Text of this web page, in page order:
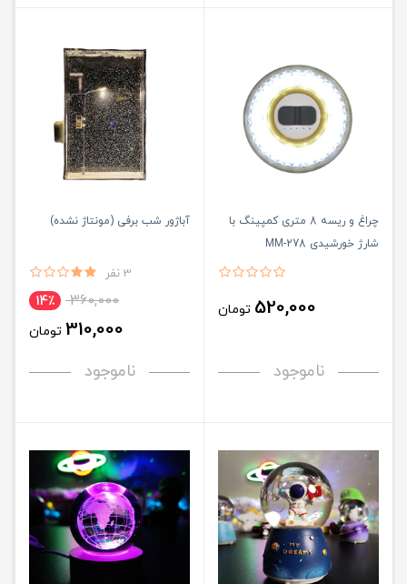
چراغ و ریسه 8 متری کمپینگ با
شارژ خورشیدی MM-278
520,000 تومان
ناموجود
آباژور شب برفی (مونتاژ نشده)
3 نفر
360,000 14٪
310,000 تومان
ناموجود